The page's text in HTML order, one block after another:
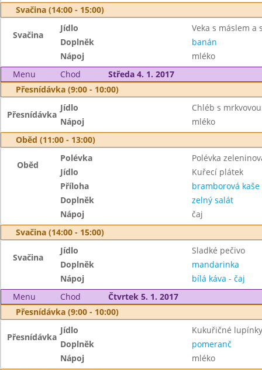
Svačina (14:00 - 15:00)
Svačina
Jídlo
Veka s máslem a
Doplněk
banán
Nápoj
mléko
Menu
Chod
Středa 4. 1. 2017
Přesnídávka (9:00 - 10:00)
Přesnídávka
Jídlo
Chléb s
Nápoj
mléko
Oběd (11:00 - 13:00)
Oběd
Polévka
Polévka
Jídlo
Kuřecí plátek
Příloha
bramborová kaše
Doplněk
zelný salát
Nápoj
čaj
Svačina (14:00 - 15:00)
Svačina
Jídlo
Sladké pečivo
Doplněk
mandarinka
Nápoj
bílá káva - čaj
Menu
Chod
Čtvrtek 5. 1. 2017
Přesnídávka (9:00 - 10:00)
Přesnídávka
Jídlo
Kukuřičné lupínky
Doplněk
pomeranč
Nápoj
mléko